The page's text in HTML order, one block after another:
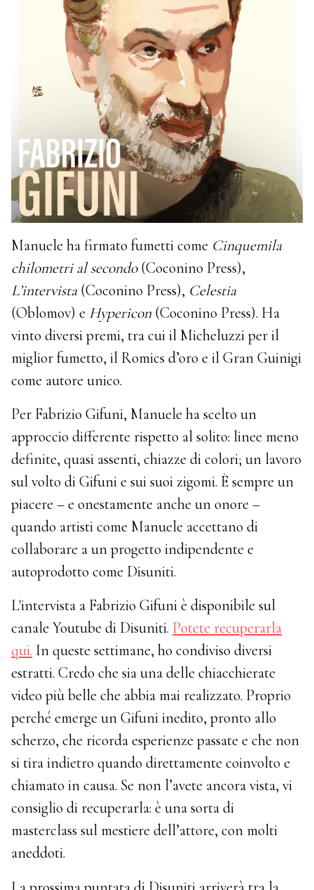
Manuele ha firmato fumetti come Cinquemila
chilometri al secondo(Coconino Press),
L’intervista (Coconino Press), Celestia
(Oblomov) e Hypericon (Coconino Press). Ha
vinto diversi premi, tra cui il Micheluzzi per il
miglior fumetto, il Romics d’oro e il Gran Guinigi
come autore unico.
Per Fabrizio Gifuni, Manuele ha scelto un
approccio differente rispetto al solito: linee meno
definite, quasi assenti, chiazze di colori; un lavoro
sul volto di Gifuni e sui suoi zigomi. È sempre un
piacere – e onestamente anche un onore –
quando artisti come Manuele accettano di
collaborare a un progetto indipendente e
autoprodotto come Disuniti.
L'intervista a Fabrizio Gifuni è disponibile sul
canale Youtube di Disuniti. Potete recuperarla
qui. In queste settimane, ho condiviso diversi
estratti. Credo che sia una delle chiacchierate
video più belle che abbia mai realizzato. Proprio
perché emerge un Gifuni inedito, pronto allo
scherzo, che ricorda esperienze passate e che non
si tira indietro quando direttamente coinvolto e
chiamato in causa. Se non l’avete ancora vista, vi
consiglio di recuperarla: è una sorta di
masterclass sul mestiere dell’attore, con molti
aneddoti.